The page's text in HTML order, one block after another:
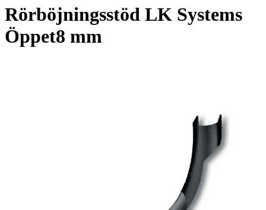
Rörböjningsstöd LK Systems
Öppet8 mm